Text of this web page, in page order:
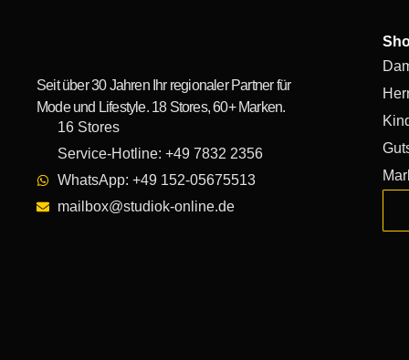
Seit über 30 Jahren Ihr regionaler Partner für
Mode und Lifestyle. 18 Stores, 60+ Marken.
16 Stores
Service-Hotline: +49 7832 2356
WhatsApp: +49 152-05675513
mailbox@studiok-online.de